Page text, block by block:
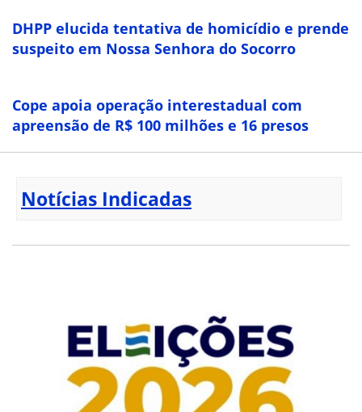
DHPP elucida tentativa de homicídio e prende
suspeito em Nossa Senhora do Socorro
Cope apoia operação interestadual com
apreensão de R$ 100 milhões e 16 presos
Notícias Indicadas